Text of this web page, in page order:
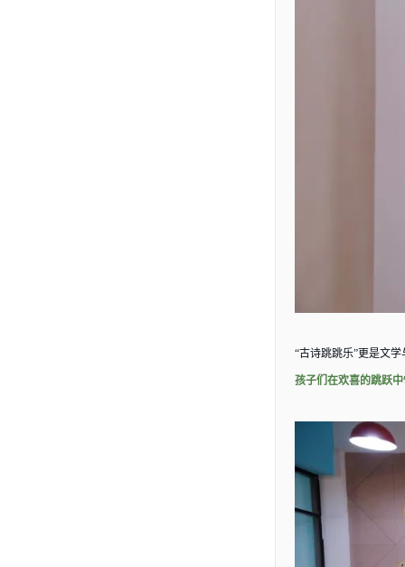
“古诗跳跳乐”更是文
孩子们在欢喜的跳跃